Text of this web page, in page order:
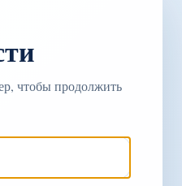
чтобы продолжить